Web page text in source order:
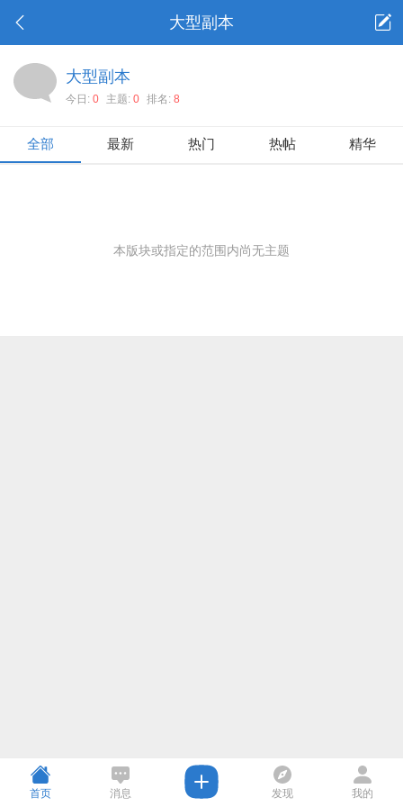
大型副本
大型副本
今日: 0 主题: 0 排名: 8
全部 最新 热门 热帖 精华
本版块或指定的范围内尚无主题
首页 消息 发现 我的